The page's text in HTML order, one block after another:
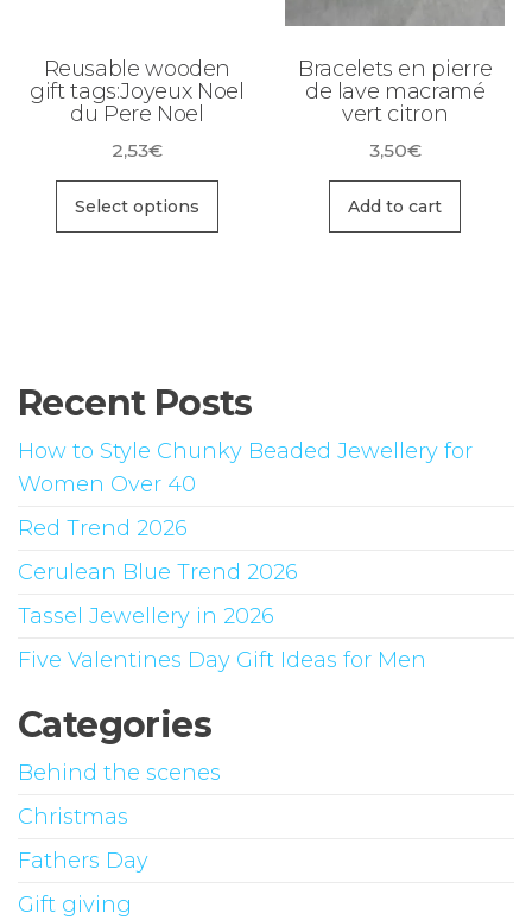
Reusable wooden
gift tags:Joyeux Noel
du Pere Noel
2,53€
Select options
Bracelets en pierre
de lave macramé
vert citron
3,50€
Add to cart
Recent Posts
How to Style Chunky Beaded Jewellery for
Women Over 40
Red Trend 2026
Cerulean Blue Trend 2026
Tassel Jewellery in 2026
Five Valentines Day Gift Ideas for Men
Categories
Behind the scenes
Christmas
Fathers Day
Gift giving